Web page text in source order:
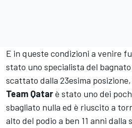
E in queste condizioni a venire
stato uno specialista del bagnato
scattato dalla 23esima
Team Qatarè stato uno dei
sbagliato nulla ed è riuscito a
alto del podio a ben 11 anni dalla